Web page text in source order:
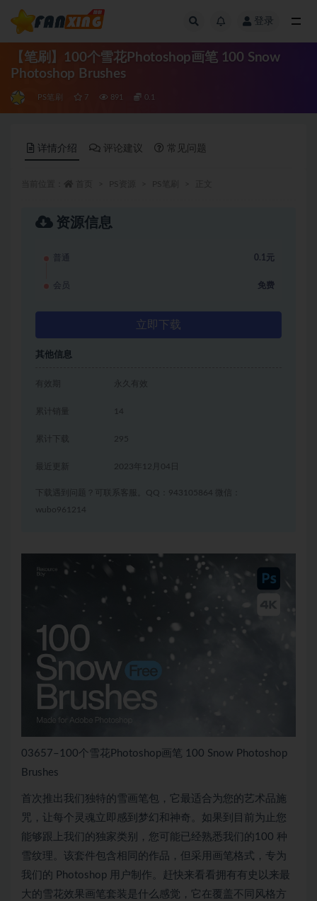
登录
【笔刷】100个雪花Photoshop画笔 100 Snow
Photoshop Brushes
PS笔刷 7 891 0.1
详情介绍 评论建议 常见问题
资源信息
普通 0.1元
会员 免费
立即下载
其他信息
有效期 永久有效
累计销量 14
累计下载 295
2023年12月04日
下载遇到问题？可联系客服。QQ：943105864 微信：
wubo961214
03657–100个雪花Photoshop画笔 100 Snow Photoshop
Brushes
首次推出我们独特的雪画笔包，它最适合为您的艺术品施
咒，让每个灵魂立即感到梦幻和神奇。如果到目前为止您
能够跟上我们的独家类别，您可能已经熟悉我们的100 种
雪纹理。该套件包含相同的作品，但采用画笔格式，专为
我们的 Photoshop 用户制作。赶快来看看拥有有史以来最
大的雪花效果画笔套装是什么感觉，它在覆盖不同风格方